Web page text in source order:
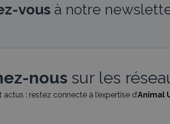
vous à notre
nous sur les
: restez connecté à l’expertise d’Animal